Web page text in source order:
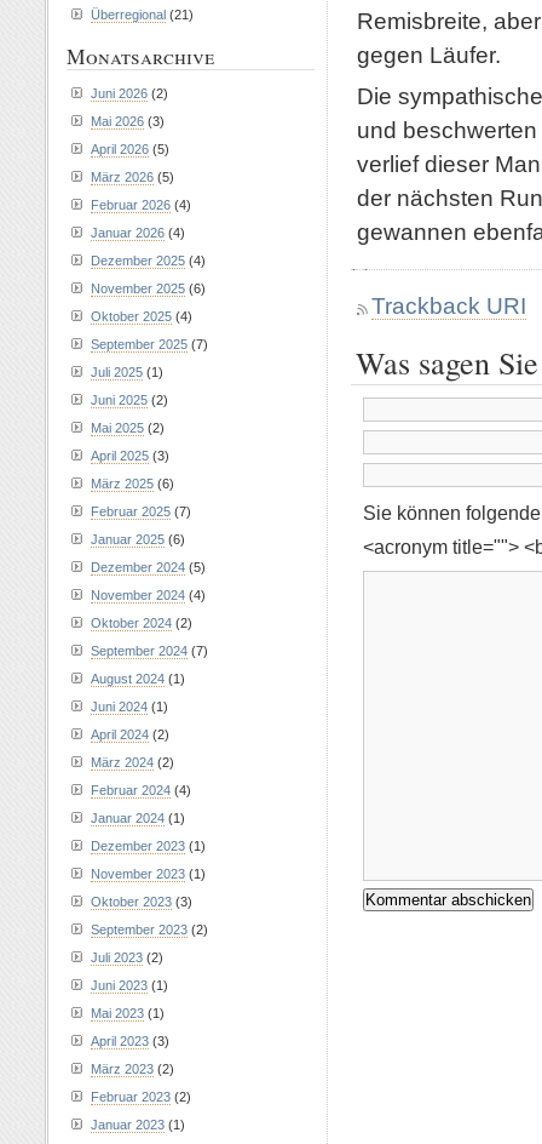
Remisbreite,
gegen Läufer.
Die
und
verlief dieser
der nächsten
gewannen
Trackback URI
Was sagen
Sie können
<acronym title="">
Überregional (21)
Monatsarchive
Juni 2026 (2)
Mai 2026 (3)
April 2026 (5)
März 2026 (5)
Februar 2026 (4)
Januar 2026 (4)
Dezember 2025 (4)
November 2025 (6)
Oktober 2025 (4)
September 2025 (7)
Juli 2025 (1)
Juni 2025 (2)
Mai 2025 (2)
April 2025 (3)
März 2025 (6)
Februar 2025 (7)
Januar 2025 (6)
Dezember 2024 (5)
November 2024 (4)
Oktober 2024 (2)
September 2024 (7)
August 2024 (1)
Juni 2024 (1)
April 2024 (2)
März 2024 (2)
Februar 2024 (4)
Januar 2024 (1)
Dezember 2023 (1)
November 2023 (1)
Oktober 2023 (3)
September 2023 (2)
Juli 2023 (2)
Juni 2023 (1)
Mai 2023 (1)
April 2023 (3)
März 2023 (2)
Februar 2023 (2)
Januar 2023 (1)